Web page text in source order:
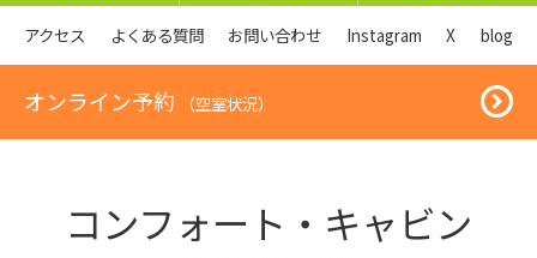
アクセス よくある質問 お問い合わせ Instagram X blog
オンライン予約 （空室状況）
コンフォート・キャビン